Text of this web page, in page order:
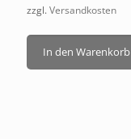
zzgl. Versandkosten
In den Warenkorb